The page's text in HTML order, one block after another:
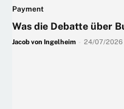
Payment
Was die Debatte über
Jacob von Ingelheim 24/07/2026